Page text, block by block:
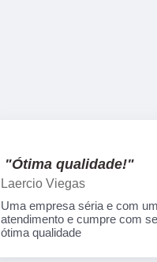
"Ótima qualidade!"
Laercio Viegas
Uma empresa séria e com
atendimento e cumpre com
ótima qualidade